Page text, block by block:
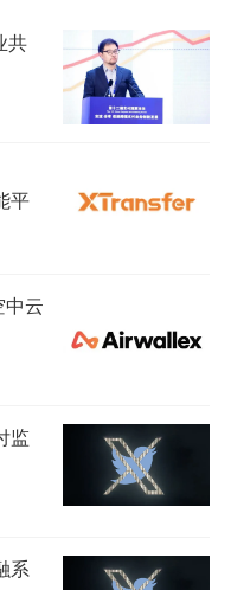
共
平
中云
监
系